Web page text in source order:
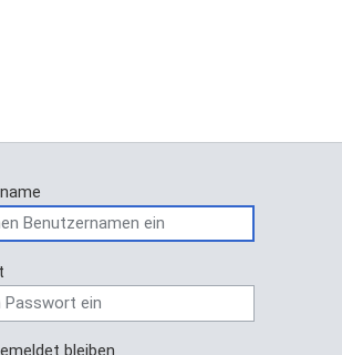
bleiben